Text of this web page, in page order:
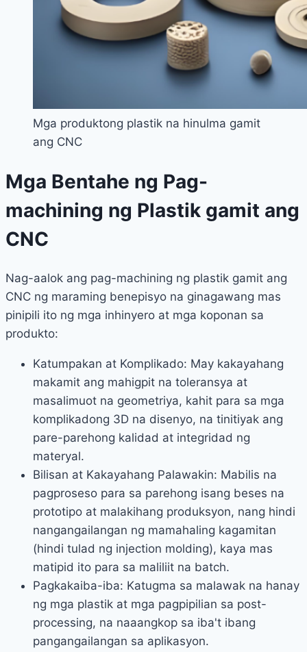
Mga produktong plastik na hinulma gamit
ang CNC
Mga Bentahe ng Pag-
machining ng Plastik gamit ang
CNC
Nag-aalok ang pag-machining ng plastik gamit ang
CNC ng maraming benepisyo na ginagawang mas
pinipili ito ng mga inhinyero at mga koponan sa
produkto:
Katumpakan at Komplikado: May kakayahang
makamit ang mahigpit na toleransya at
masalimuot na geometriya, kahit para sa mga
komplikadong 3D na disenyo, na tinitiyak ang
pare-parehong kalidad at integridad ng
materyal.
Bilisan at Kakayahang Palawakin: Mabilis na
pagproseso para sa parehong isang beses na
prototipo at malakihang produksyon, nang hindi
nangangailangan ng mamahaling kagamitan
(hindi tulad ng injection molding), kaya mas
matipid ito para sa maliliit na batch.
Pagkakaiba-iba: Katugma sa malawak na hanay
ng mga plastik at mga pagpipilian sa post-
processing, na naaangkop sa iba't ibang
pangangailangan sa aplikasyon.